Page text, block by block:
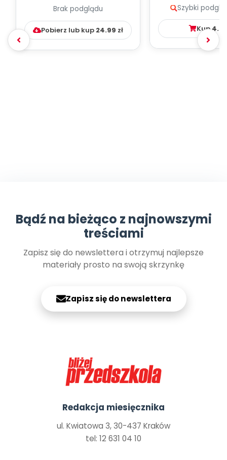
WYCHOWAWCZO –
DYDAKTYC...
Brak podglądu
Pobierz lub kup 24.99 zł
Szybki
Kup
Bądź na bieżąco z najnowszymi
treściami
Zapisz się do newslettera i otrzymuj najlepsze
materiały prosto na swoją skrzynkę
Zapisz się do newslettera
Redakcja miesięcznika
ul. Kwiatowa 3, 30-437 Kraków
tel: 12 631 04 10